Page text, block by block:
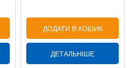
ДОДАТИ В КОШИК
ДЕТАЛЬНІШЕ